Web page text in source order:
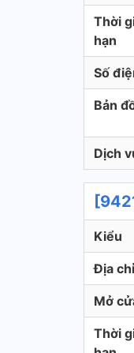
Thời
hạn
Số
Bản
Dịch
Kiểu
Địa chỉ
Mở
Thời